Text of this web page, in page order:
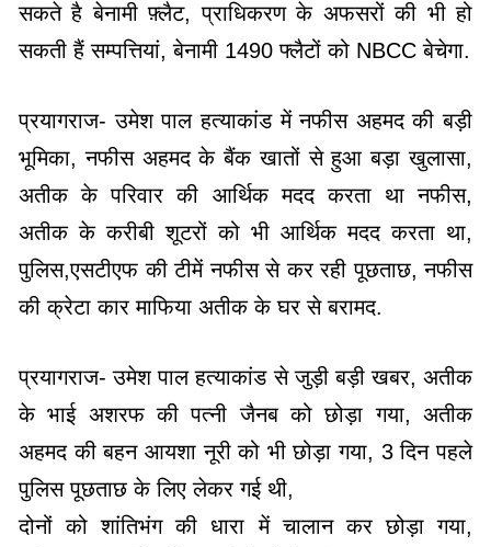
सकते है बेनामी फ़्लैट, प्राधिकरण के अफसरों की भी हो
सकती हैं सम्पत्तियां, बेनामी 1490 फ्लैटों को NBCC बेचेगा.
प्रयागराज- उमेश पाल हत्याकांड में नफीस अहमद की बड़ी
भूमिका, नफीस अहमद के बैंक खातों से हुआ बड़ा खुलासा,
अतीक के परिवार की आर्थिक मदद करता था नफीस,
अतीक के करीबी शूटरों को भी आर्थिक मदद करता था,
पुलिस,एसटीएफ की टीमें नफीस से कर रही पूछताछ, नफीस
की क्रेटा कार माफिया अतीक के घर से बरामद.
प्रयागराज- उमेश पाल हत्याकांड से जुड़ी बड़ी खबर, अतीक
के भाई अशरफ की पत्नी जैनब को छोड़ा गया, अतीक
अहमद की बहन आयशा नूरी को भी छोड़ा गया, 3 दिन पहले
पुलिस पूछताछ के लिए लेकर गई थी,
दोनों को शांतिभंग की धारा में चालान कर छोड़ा गया,